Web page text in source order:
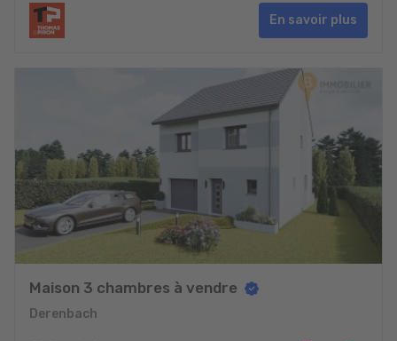
En savoir plus
Maison 3 chambres à vendre
Derenbach